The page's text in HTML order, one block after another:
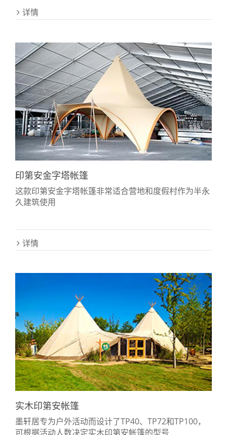
详情
印第安金字塔帐篷
这款印第安金字塔帐篷非常适合营地和度假村作为半永
久建筑使用
详情
实木印第安帐篷
墨轩居专为户外活动而设计了TP40、TP72和TP100，
可根据活动人数决定实木印第安帐篷的型号